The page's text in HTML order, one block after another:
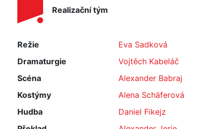
Realizační tým
Režie
Eva Sadková
Dramaturgie
Vojtěch Kabeláč
Scéna
Alexander Babraj
Kostýmy
Alena Schäferová
Hudba
Daniel Fikejz